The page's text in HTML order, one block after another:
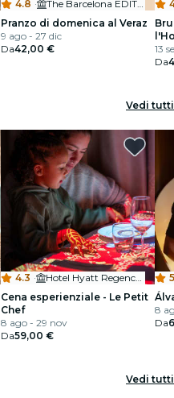
4.8 ·
The Barcelona EDITION
Pranzo di domenica al Veraz
9 ago - 27 dic
Da42,00 €
13
Da
Vedi tutti
4.3 ·
Hotel Hyatt Regency Barcelona Tower
Cena esperienziale - Le Petit
Chef
8 ago - 29 nov
Da59,00 €
8
Da
Vedi tutti